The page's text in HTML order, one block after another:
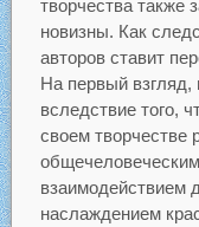
творчества также
новизны. Как
авторов ставит
На первый
вследствие того,
своем творчестве
взаимодействием
наслаждением